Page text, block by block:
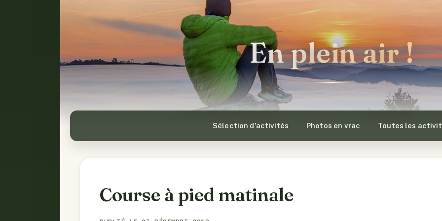
En plein air !
Sélection d’activités Photos en vrac Toutes les
Course à pied matinale